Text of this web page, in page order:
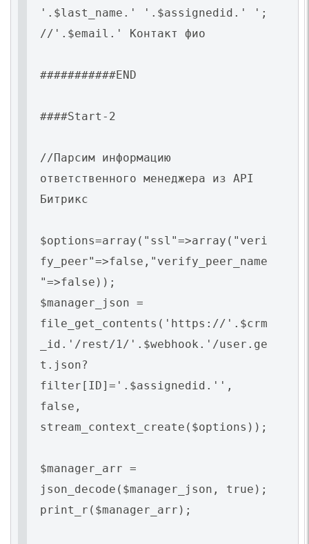
'.$last_name.' '.$assignedid.' ';
//'.$email.' Контакт фио
###########END
####Start-2
//Парсим информацию
ответственного менеджера из API
Битрикс
$options=array("ssl"=>array("veri
fy_peer"=>false,"verify_peer_name
"=>false));
$manager_json =
file_get_contents('https://'.$crm
_id.'/rest/1/'.$webhook.'/user.ge
t.json?
filter[ID]='.$assignedid.'',
false,
stream_context_create($options));
$manager_arr =
json_decode($manager_json, true);
print_r($manager_arr);